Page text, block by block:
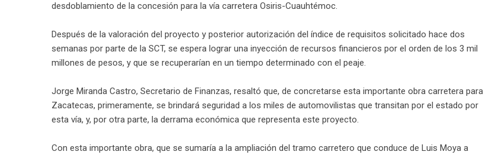
desdoblamiento de la concesión para la vía carretera Osiris-Cuauhtémoc.
Después de la valoración del proyecto y posterior autorización del índice de requisitos solicitado hace dos
semanas por parte de la SCT, se espera lograr una inyección de recursos financieros por el orden de los 3 mil
millones de pesos, y que se recuperarían en un tiempo determinado con el peaje.
Jorge Miranda Castro, Secretario de Finanzas, resaltó que, de concretarse esta importante obra carretera para
Zacatecas, primeramente, se brindará seguridad a los miles de automovilistas que transitan por el estado por
esta vía, y, por otra parte, la derrama económica que representa este proyecto.
Con esta importante obra, que se sumaría a la ampliación del tramo carretero que conduce de Luis Moya a